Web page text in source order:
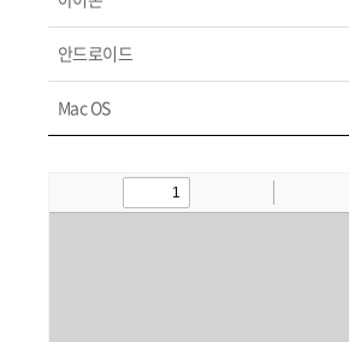
안드로이드
Mac OS